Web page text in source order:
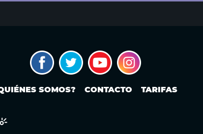
SOMOS? CONTACTO TARIFAS